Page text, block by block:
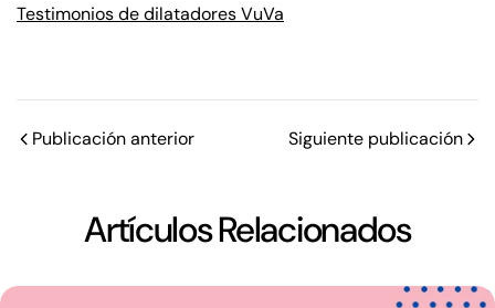
Testimonios de dilatadores VuVa
Publicación anterior Siguiente publicación
Artículos Relacionados